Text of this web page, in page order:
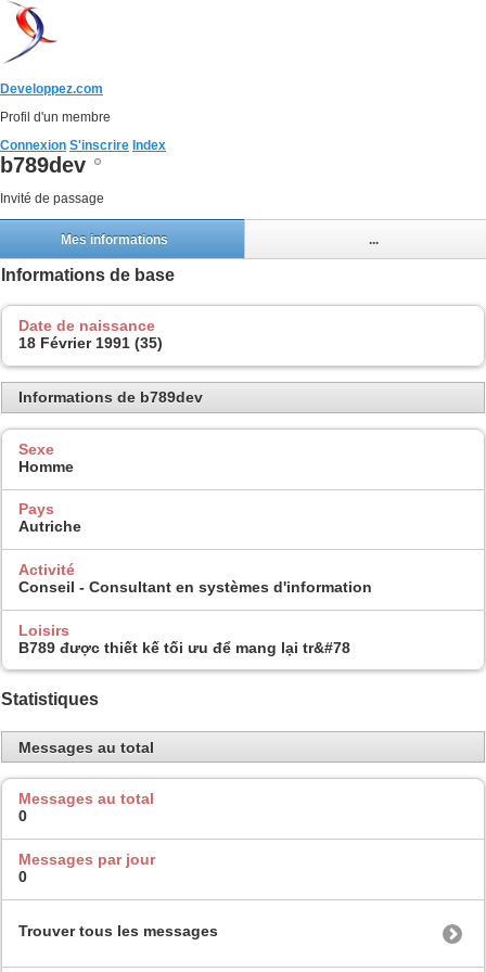
Developpez.com
Profil d'un membre
Connexion S'inscrire Index
b789dev
Invité de passage
Mes informations ...
Informations de base
Date de naissance
18 Février 1991 (35)
Informations de b789dev
Sexe
Homme
Pays
Autriche
Activité
Conseil - Consultant en systèmes d'information
Loisirs
B789 được thiết kế tối ưu để mang lại tr&#78
Statistiques
Messages au total
Messages au total
0
Messages par jour
0
Trouver tous les messages